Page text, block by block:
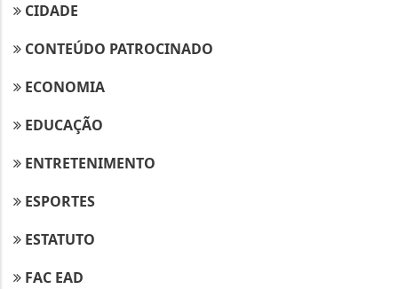
CIDADE
CONTEÚDO PATROCINADO
ECONOMIA
EDUCAÇÃO
ENTRETENIMENTO
ESPORTES
ESTATUTO
FAC EAD